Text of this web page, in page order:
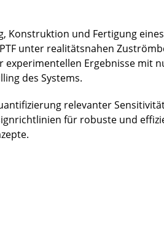
Konstruktion und Fertigung
unter realitätsnahen
experimentellen Ergebnisse mit
des Systems.
relevanter
für robuste und